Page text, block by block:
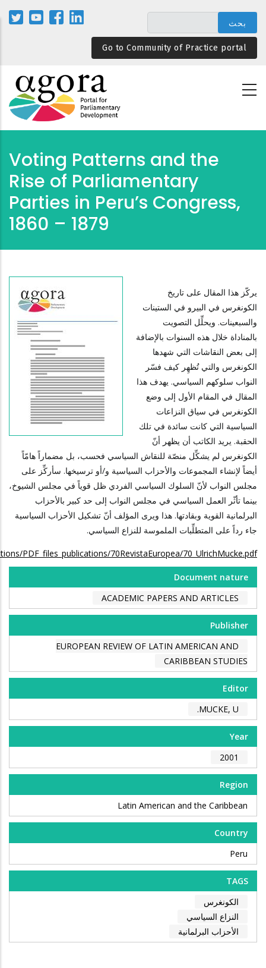
المحتوى
الرئيسيGo to Community of Practice portal
Voting Patterns and the
Rise of Parliamentary
Parties in Peru’s Congress,
1860 – 1879
يركّز هذا المقال على تاريخ
الكونغرس في البيرو في الستينات
والسبعينات. ويحلِّل التصويت
بالمناداة خلال هذه السنوات بالإضافة
إلى بعض النقاشات التي شهدها
الكونغرس والتي تُظهِر كيف فسّر
النواب سلوكهم السياسي. يهدف هذا
المقال في المقام الأول إلى وضع
الكونغرس في سياق النزاعات
السياسية التي كانت سائدة في تلك
الحقبة. يريد الكاتب أن يظهر أنّ
الكونغرس لم يشكِّل منصّة للنقاش السياسي فحسب، بل مضماراً هامّاً
أيضاً لإنشاء المجموعات والأحزاب السياسية و/أو ترسيخها. سأركِّز على
مجلس النواب لأنّ السلوك السياسي الفردي ظل قوياً في مجلس الشيوخ،
بينما تأثّر العمل السياسي في مجلس النواب إلى حد كبير بالأحزاب
البرلمانية القوية وبقادتها. هذا ويرى المؤلف أنّ تشكيل الأحزاب السياسية
جاء رداً على المتطلِّبات الملموسة للنزاع السياسي.
PDF_files_publications/70RevistaEuropea/70_UlrichMucke.pdf
Document nature
ACADEMIC PAPERS AND ARTICLES
Publisher
EUROPEAN REVIEW OF LATIN AMERICAN AND
CARIBBEAN STUDIES
Editor
MUCKE, U.
Year
2001
Region
Latin American and the Caribbean
Country
Peru
TAGS
الكونغرس
النزاع السياسي
الأحزاب البرلمانية